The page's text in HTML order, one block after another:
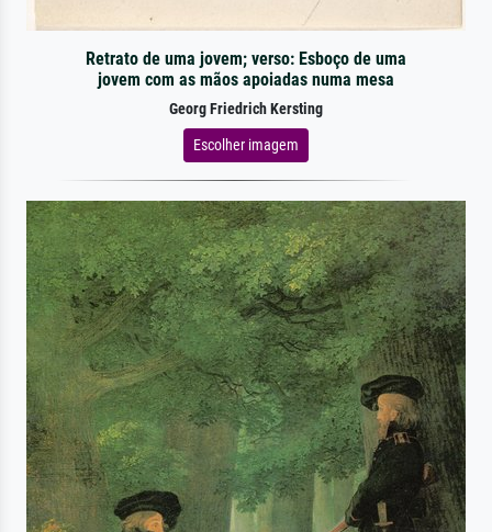
Retrato de uma jovem; verso: Esboço de uma
jovem com as mãos apoiadas numa mesa
Georg Friedrich Kersting
Escolher imagem